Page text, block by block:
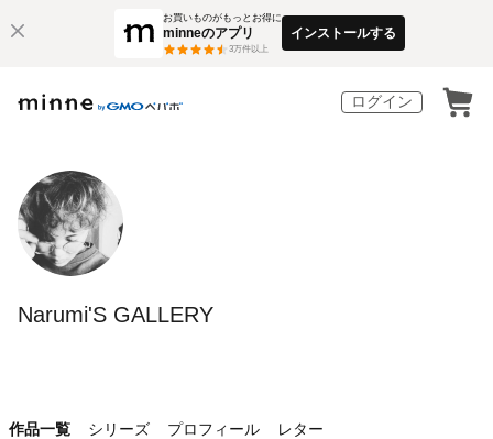
お買いものがもっとお得に
minneのアプリ
3万件以上
インストールする
ログイン
Narumi'S GALLERY
作品一覧 シリーズ プロフィール レター